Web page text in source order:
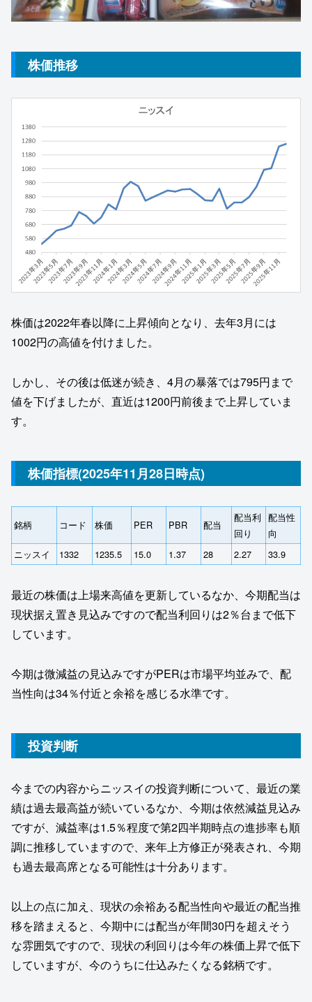
株価推移
株価は2022年春以降に上昇傾向となり、去年3月には
1002円の高値を付けました。
しかし、その後は低迷が続き、4月の暴落では795円まで
値を下げましたが、直近は1200円前後まで上昇していま
す。
株価指標(2025年11月28日時点)
銘柄 コード 株価 PER PBR 配当
配当利
回り
配当性
向
ニッスイ
1332 1235.5 15.0 1.37 28 2.27 33.9
最近の株価は上場来高値を更新しているなか、今期配当は
現状据え置き見込みですので配当利回りは2％台まで低下
しています。
今期は微減益の見込みですがPERは市場平均並みで、配
当性向は34％付近と余裕を感じる水準です。
投資判断
今までの内容からニッスイの投資判断について、最近の業
績は過去最高益が続いているなか、今期は依然減益見込み
ですが、減益率は1.5％程度で第2四半期時点の進捗率も順
調に推移していますので、来年上方修正が発表され、今期
も過去最高席となる可能性は十分あります。
以上の点に加え、現状の余裕ある配当性向や最近の配当推
移を踏まえると、今期中には配当が年間30円を超えそう
な雰囲気ですので、現状の利回りは今年の株価上昇で低下
していますが、今のうちに仕込みたくなる銘柄です。